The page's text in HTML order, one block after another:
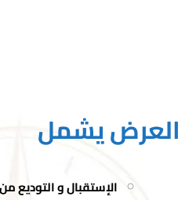
العرض يشمل
الإستقبال و التوديع